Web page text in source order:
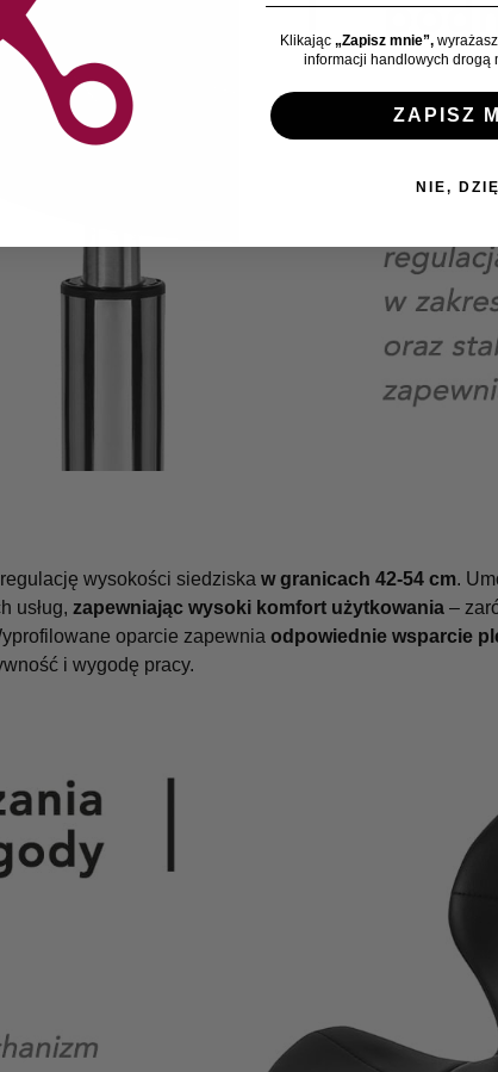
wysokości siedziska w granicach 42-54 cm.
usług, zapewniając wysoki komfort użytkowania–
oparcie zapewnia odpowiednie wsparcie
i wygodę pracy.
Klikając „Zapisz mnie”,
informacji handlowych drogą
ZAPISZ
NIE,